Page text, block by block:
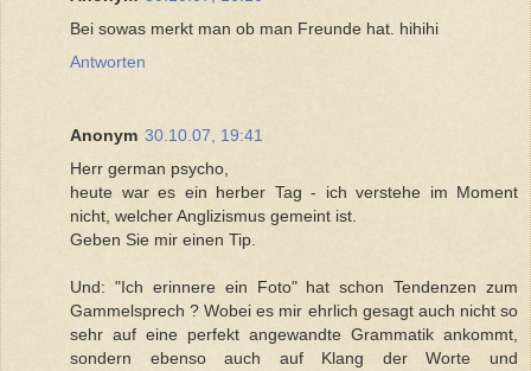
Bei sowas merkt man ob man Freunde hat. hihihi
Antworten
Anonym 30.10.07, 19:41
Herr german psycho,
heute war es ein herber Tag - ich verstehe im Moment
nicht, welcher Anglizismus gemeint ist.
Geben Sie mir einen Tip.
Und: "Ich erinnere ein Foto" hat schon Tendenzen zum
Gammelsprech ? Wobei es mir ehrlich gesagt auch nicht so
sehr auf eine perfekt angewandte Grammatik ankommt,
sondern ebenso auch auf Klang der Worte und